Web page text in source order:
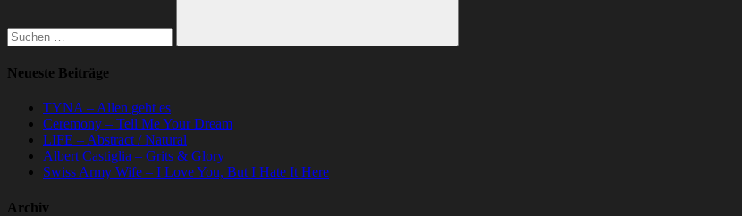
Suchen
Neueste Beiträge
TYNA – Allen geht es
Ceremony – Tell Me Your Dream
LIFE – Abstract / Natural
Albert Castiglia – Grits & Glory
Swiss Army Wife – I Love You, But I Hate It Here
Archiv